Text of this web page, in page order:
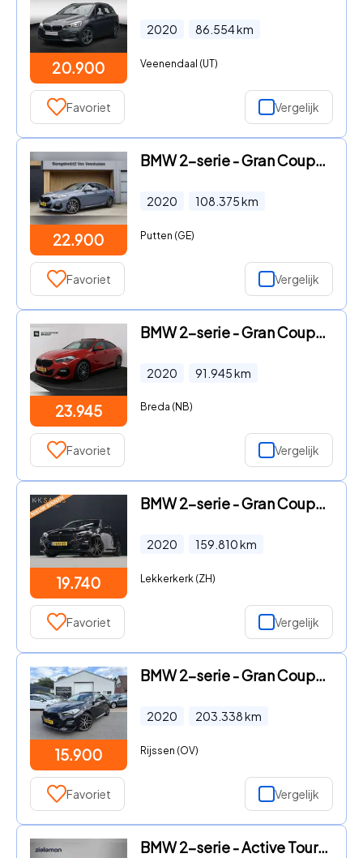
20.900
2020 86.554km
Veenendaal (UT)
Favoriet Vergelijk
22.900
BMW 2-serie - Gran Coupé 218i 140pk M-sport Shadow Line
2020 108.375km
Putten (GE)
Favoriet Vergelijk
23.945
BMW 2-serie - Gran Coupé 218i Executive Edition (PANORAM
2020 91.945km
Breda (NB)
Favoriet Vergelijk
19.740
BMW 2-serie - Gran Coupé 218i High Executive Edition M S
2020 159.810km
Lekkerkerk (ZH)
Favoriet Vergelijk
15.900
BMW 2-serie - Gran Coupé 218i Executive Edition EXPORT/H
2020 203.338km
Rijssen (OV)
Favoriet Vergelijk
BMW 2-serie - Active Tourer 218i Executive Edition - Car